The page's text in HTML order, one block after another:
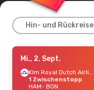
Hin- und Rückreise
Di., 25. Aug.
Klm Royal Dutch Airlines
1 Zwischenstopp
HAM- BON
Mi., 2. Sept.
Klm Royal Dutch Airlines
1 Zwischenstopp
HAM- BON